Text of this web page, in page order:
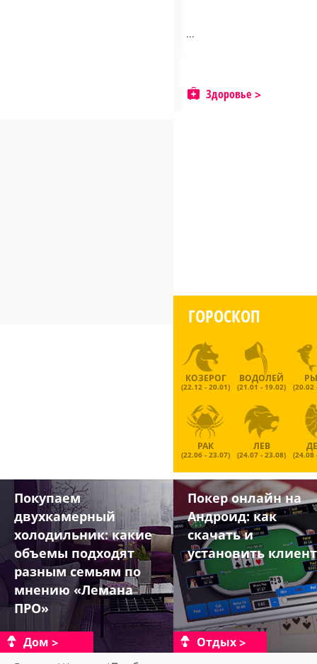
...
Здоровье
ГОРОСКОП
КОЗЕРОГ
(22.12 - 20.01)
ВОДОЛЕЙ
(21.01 - 19.02) (20.02
РАК
(22.06 - 23.07)
ЛЕВ
(24.07 - 23.08) (24.08
Покупаем
двухкамерный
холодильник: какие
объемы подходят
разным семьям по
мнению «Лемана
ПРО»
Дом
Покер онлайн на
Андроид: как
скачать и
установить
Отдых